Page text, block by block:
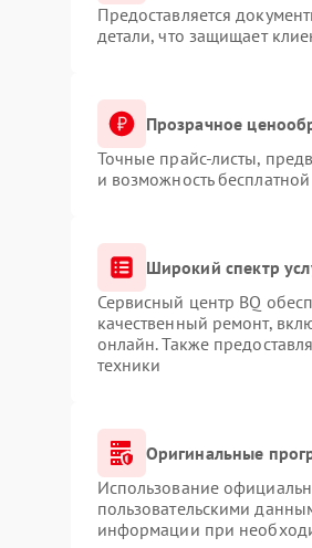
Предоставляется
детали, что защищает
Прозрачное
Точные прайс-листы,
и возможность
Широкий спектр
Сервисный центр BQ
качественный ремонт,
онлайн. Также
техники
Оригинальные
Использование
пользовательскими
информации при